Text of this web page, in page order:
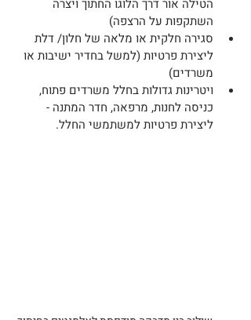
הטילה אור דרך הלוגו החתוך ויצרה
השתקפות על הרצפה)
סגירה חלקית או מלאה של חלון/ דלת
ליצירת פרטיות (למשל בחדיר ישיבות או
משרדים)
ויטרינות גדולות בחלל משרדים פתוח,
כניסה לחנות, מרפאה, חדר המתנה -
ליצירת פרטיות למשתמשי החלל.